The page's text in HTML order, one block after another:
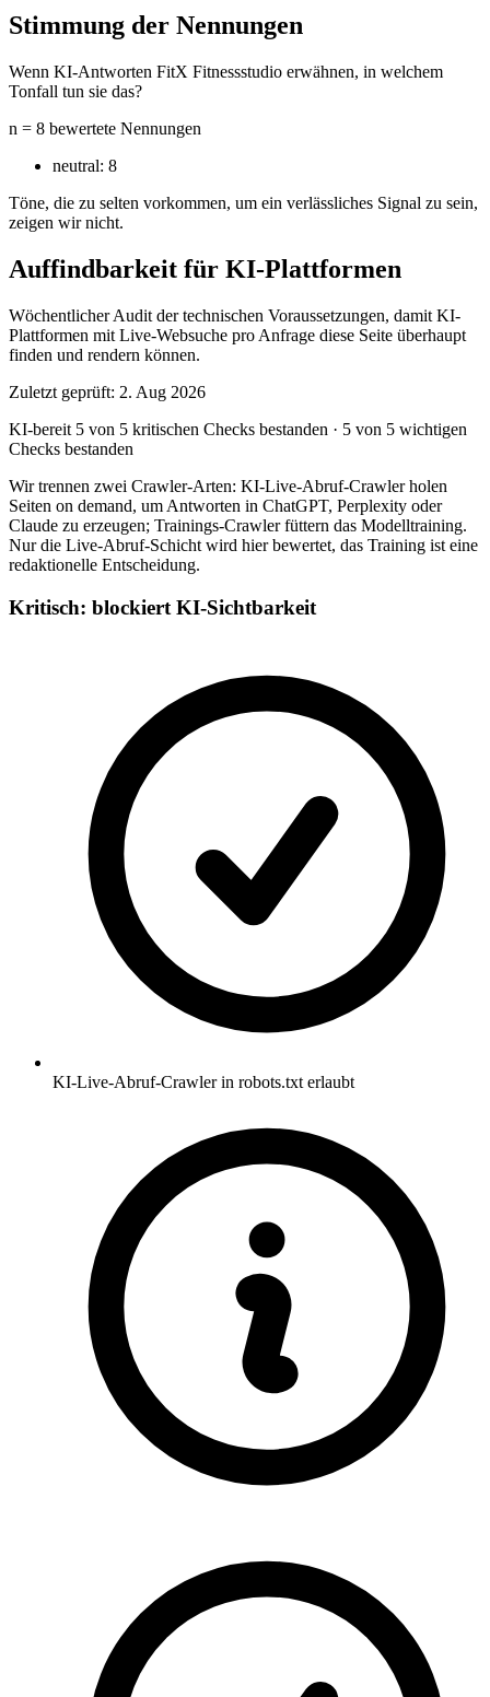
Stimmung der Nennungen
Wenn KI-Antworten FitX Fitnessstudio erwähnen, in welchem
Tonfall tun sie das?
n = 8 bewertete Nennungen
neutral: 8
Töne, die zu selten vorkommen, um ein verlässliches Signal zu sein,
zeigen wir nicht.
Auffindbarkeit für KI-Plattformen
Wöchentlicher Audit der technischen Voraussetzungen, damit KI-
Plattformen mit Live-Websuche pro Anfrage diese Seite überhaupt
finden und rendern können.
Zuletzt geprüft: 2. Aug 2026
KI-bereit 5 von 5 kritischen Checks bestanden · 5 von 5 wichtigen
Checks bestanden
Wir trennen zwei Crawler-Arten: KI-Live-Abruf-Crawler holen
Seiten on demand, um Antworten in ChatGPT, Perplexity oder
Claude zu erzeugen; Trainings-Crawler füttern das Modelltraining.
Nur die Live-Abruf-Schicht wird hier bewertet, das Training ist eine
redaktionelle Entscheidung.
Kritisch: blockiert KI-Sichtbarkeit
KI-Live-Abruf-Crawler in robots.txt erlaubt